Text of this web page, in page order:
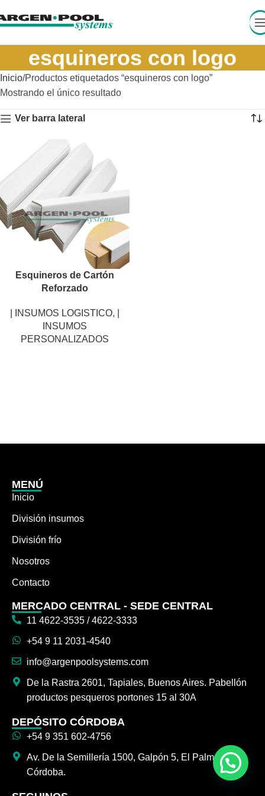
esquineros con logo
Inicio Productos etiquetados “esquineros con logo”
Mostrando el único resultado
Ver barra lateral
Esquineros de Cartón
Reforzado
| INSUMOS LOGISTICO,
INSUMOS
PERSONALIZADOS
MENÚ
Inicio
División insumos
División frío
Nosotros
Contacto
MERCADO CENTRAL - SEDE CENTRAL
11 4622-3535 / 4622-3333
+54 9 11 2031-4540
info@argenpoolsystems.com
De la Rastra 2601, Tapiales, Buenos Aires. Pabellón
productos pesqueros portones 15 al 30A
DEPÓSITO CÓRDOBA
+54 9 351 602-4756
Av. De la Semillería 1500, Galpón 5, El Palmar,
Córdoba.